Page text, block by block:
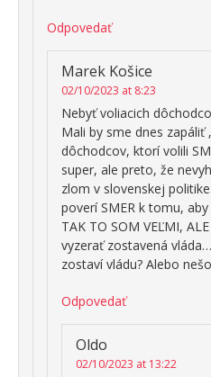
Odpovedať
Marek Košice
02/10/2023 at 8:23
Nebyť voliacich
Mali by sme dnes zapáliť
dôchodcov, ktorí volili
super, ale preto, že
zlom v slovenskej
poverí SMER k tomu,
TAK TO SOM VEĽMI,
vyzerať zostavená
zostaví vládu? Alebo
Odpovedať
Oldo
02/10/2023 at 13:22